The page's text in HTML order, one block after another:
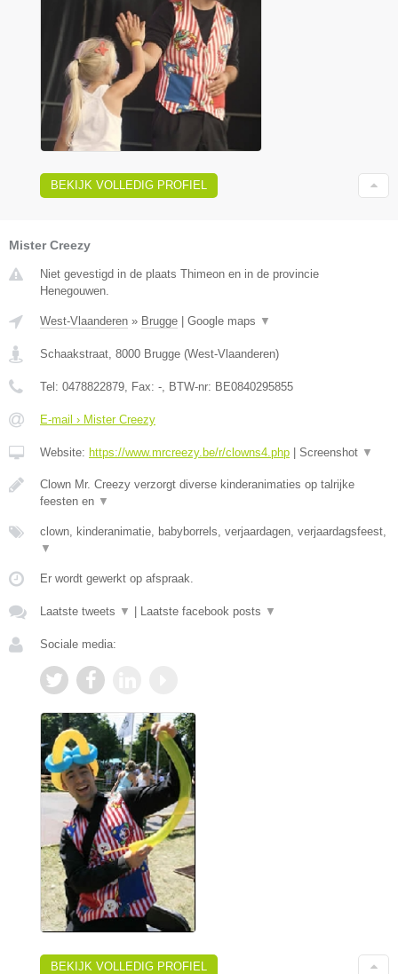
BEKIJK VOLLEDIG PROFIEL
Mister Creezy
Niet gevestigd in de plaats Thimeon en in de provincie
Henegouwen.
West-Vlaanderen » Brugge Google maps ▼
Schaakstraat, 8000 Brugge (West-Vlaanderen)
Tel: 0478822879, Fax: -, BTW-nr: BE0840295855
E-mail › Mister Creezy
Website: https://www.mrcreezy.be/r/clowns4.php Screenshot ▼
Clown Mr. Creezy verzorgt diverse kinderanimaties op talrijke
feesten en ▼
clown, kinderanimatie, babyborrels, verjaardagen, verjaardagsfeest,
▼
Er wordt gewerkt op afspraak.
Laatste tweets ▼ Laatste facebook posts ▼
Sociale media:
BEKIJK VOLLEDIG PROFIEL